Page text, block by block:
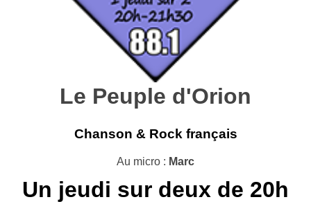
Le Peuple d'Orion
Chanson & Rock français
Au micro : Marc
Un jeudi sur deux de 20h